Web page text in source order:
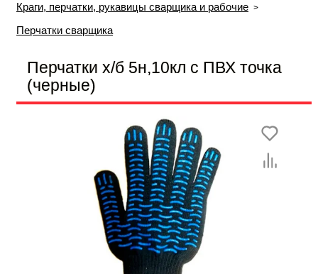
Краги, перчатки, рукавицы сварщика и рабочие
Перчатки сварщика
Перчатки х/б 5н,10кл с ПВХ точка
(черные)